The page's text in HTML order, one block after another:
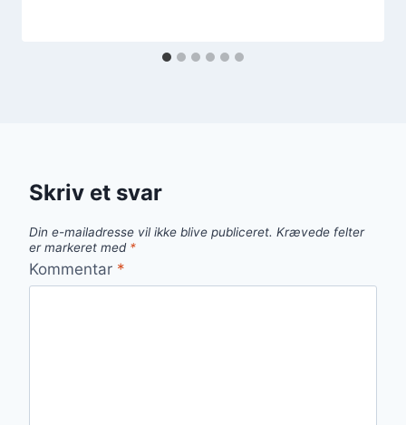
Skriv et svar
Din e-mailadresse vil ikke blive publiceret. Krævede felter
er markeret med *
Kommentar *